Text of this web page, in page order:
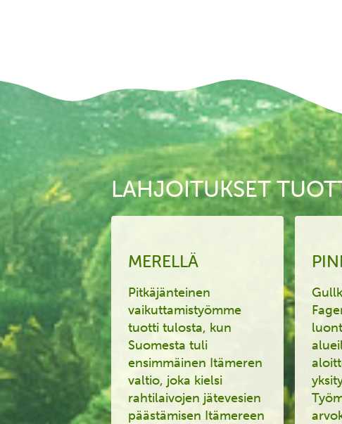
LAHJOITUKSET
MERELLÄ
Pitkäjänteinen
vaikuttamistyömme
tuotti tulosta, kun
Suomesta tuli
ensimmäinen Itämeren
valtio, joka kielsi
rahtilaivojen jätevesien
päästämisen Itämereen
a